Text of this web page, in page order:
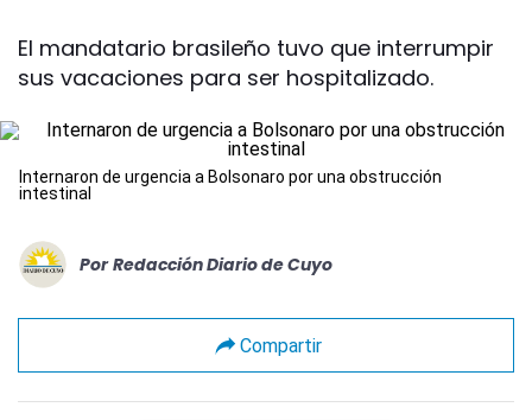
El mandatario brasileño tuvo que interrumpir
sus vacaciones para ser hospitalizado.
Internaron de urgencia a Bolsonaro por una obstrucción
intestinal
Por Redacción Diario de Cuyo
Compartir